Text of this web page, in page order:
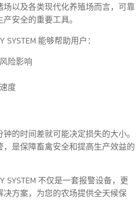
以及各类现代化养殖场而言，可靠
安全的重要工具。
SYSTEM 能够帮助用户：
险影响
度
的时间差就可能决定损失的大小。
是保障畜禽安全和提高生产效益的
SYSTEM 不仅是一套报警设备，更
方案，为您的农场提供全天候保